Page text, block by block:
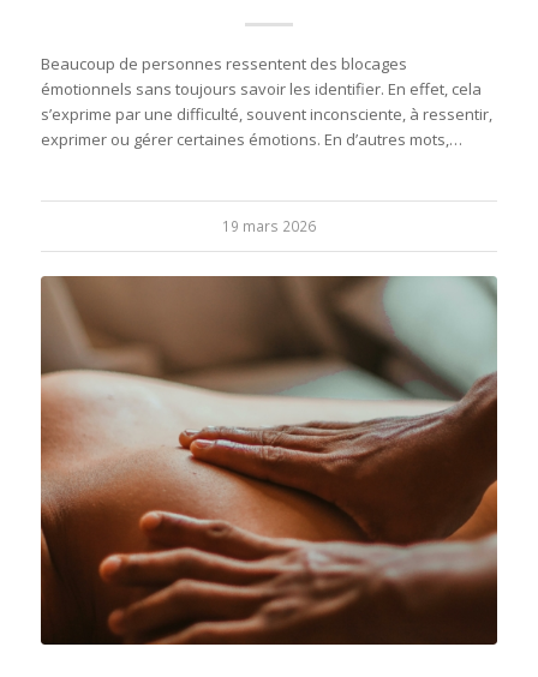
Beaucoup de personnes ressentent des blocages
émotionnels sans toujours savoir les identifier. En effet, cela
s’exprime par une difficulté, souvent inconsciente, à ressentir,
exprimer ou gérer certaines émotions. En d’autres mots,…
19 mars 2026